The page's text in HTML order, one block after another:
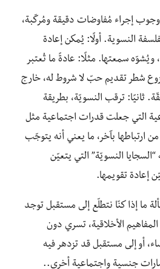
وجوب إجراء مُفاوضات دقيقة ومُركّبة،
النسوية. أولًا: يُمكن إعادة
ويُشوّه سمعتها. مثلًا: عادةً ما تُعتبر
شطر تقديم حبّ لا شروط له، خارج
ثانيًا: ترقب النسويّة، بطريقة
التي جعلت قدرات اجتماعية مثل
ارتباطها بآخر، ما يعني أنه يتوجّب
النسويّة” التي يتعيّن
إعادة تقويمها.
ما إذا كنّا نتطلّع إلى مستقبل توجد
الأخلاقية، تسري دون
أو إلى مستقبل قد تزدهر فيه
جنسية واجتماعية أخرى..